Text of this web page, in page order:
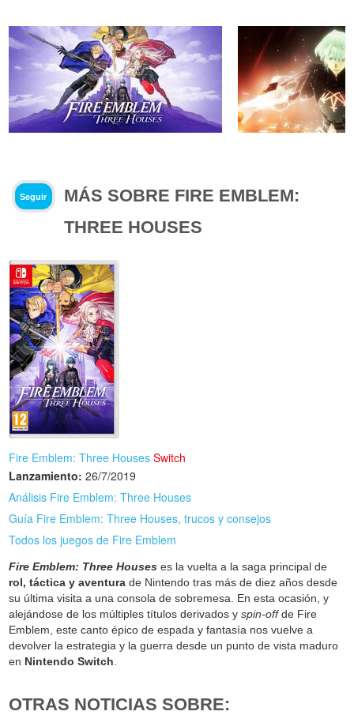
Seguir
MÁS SOBRE FIRE EMBLEM:
THREE HOUSES
Fire Emblem: Three Houses Switch
Lanzamiento: 26/7/2019
Análisis Fire Emblem: Three Houses
Guía Fire Emblem: Three Houses, trucos y consejos
Todos los juegos de Fire Emblem
Fire Emblem: Three Houses es la vuelta a la saga principal de
rol, táctica y aventura de Nintendo tras más de diez años desde
su última visita a una consola de sobremesa. En esta ocasión, y
alejándose de los múltiples títulos derivados y spin-offde Fire
Emblem, este canto épico de espada y fantasía nos vuelve a
devolver la estrategia y la guerra desde un punto de vista maduro
en Nintendo Switch
OTRAS NOTICIAS SOBRE: